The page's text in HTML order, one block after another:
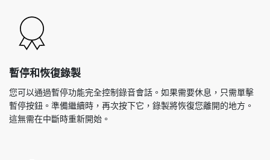
暫停和恢復錄製
您可以通過暫停功能完全控制錄音會話。如果需要休息，只需單擊
暫停按鈕。準備繼續時，再次按下它，錄製將恢復您離開的地方。
這無需在中斷時重新開始。